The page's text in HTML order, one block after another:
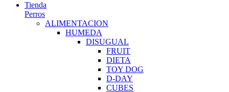
Tienda
Perros
ALIMENTACION
HUMEDA
DISUGUAL
FRUIT
DIETA
TOY DOG
D-DAY
CUBES